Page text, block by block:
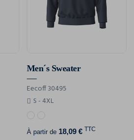
Men´s Sweater
Eecoff 30495
S - 4XL
À partir de 18,09 € TTC